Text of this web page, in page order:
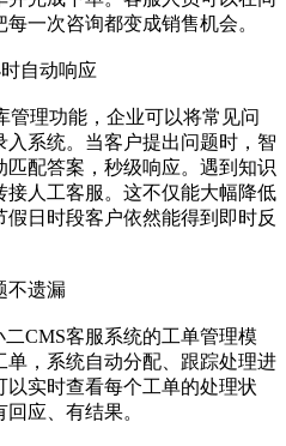
一次咨询都变成销售机会。
自动响应
管理功能，企业可以将常见问
系统。当客户提出问题时，智
配答案，秒级响应。遇到知识
接人工客服。这不仅能大幅降低
日时段客户依然能得到即时反
不遗漏
CMS客服系统的工单管理模
，系统自动分配、跟踪处理进
实时查看每个工单的处理状
应、有结果。